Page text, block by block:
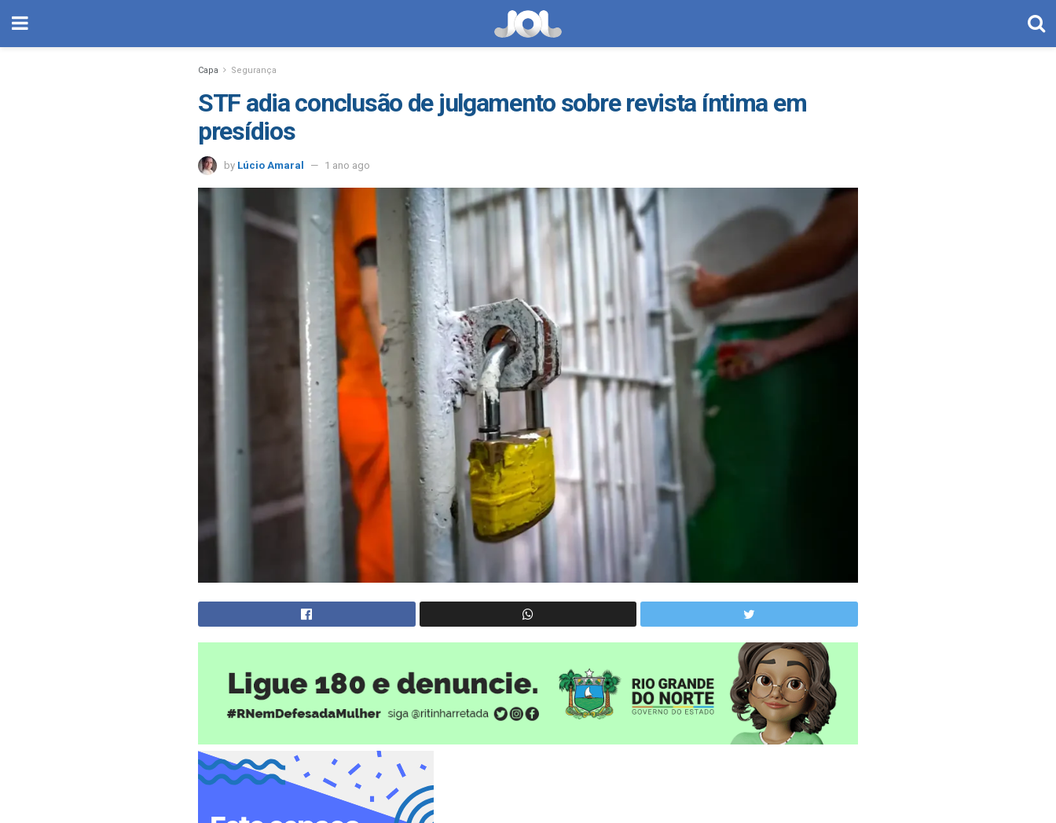
Capa Segurança
STF adia conclusão de julgamento sobre revista íntima em
presídios
by Lúcio Amaral 1 ano ago